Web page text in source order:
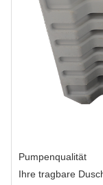
Pumpenqualität
Ihre tragbare